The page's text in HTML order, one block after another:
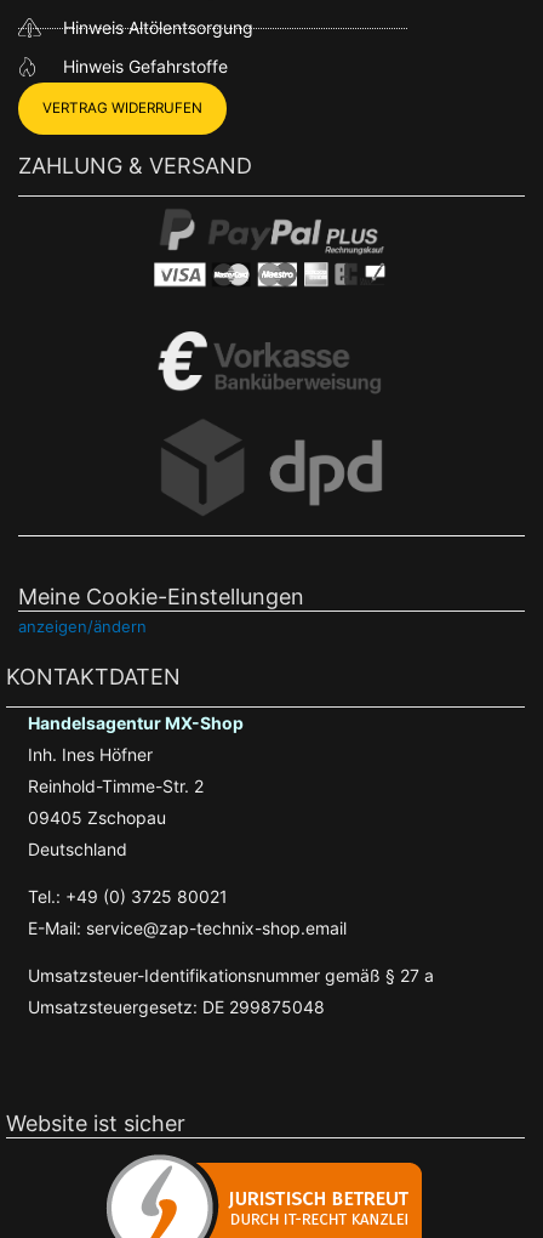
Hinweis Altölentsorgung
Hinweis Gefahrstoffe
VERTRAG WIDERRUFEN
ZAHLUNG & VERSAND
Meine Cookie-Einstellungen
anzeigen/ändern
KONTAKTDATEN
Handelsagentur MX-Shop
Inh. Ines Höfner
Reinhold-Timme-Str. 2
09405 Zschopau
Deutschland
Tel.: +49 (0) 3725 80021
E-Mail: service@zap-technix-shop.email
Umsatzsteuer-Identifikationsnummer gemäß § 27 a
Umsatzsteuergesetz: DE 299875048
Website ist sicher